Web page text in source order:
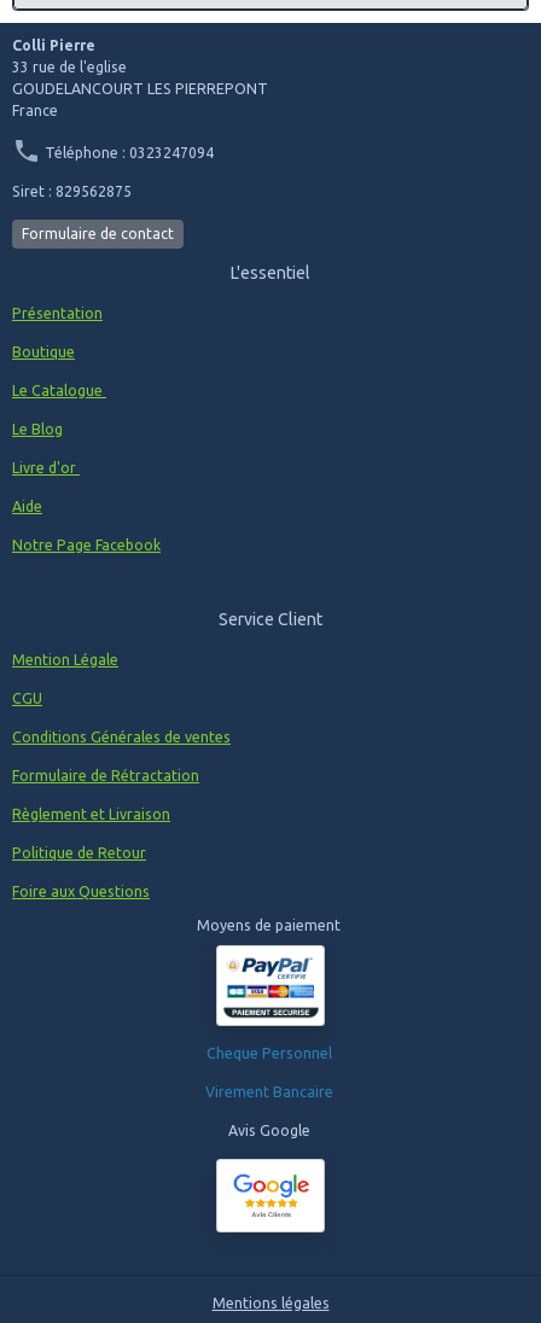
Colli Pierre
33 rue de l'eglise
GOUDELANCOURT LES PIERREPONT
France
Téléphone : 0323247094
Siret : 829562875
Formulaire de contact
L'essentiel
Présentation
Boutique
Le Catalogue
Le Blog
Livre d'or
Aide
Notre Page Facebook
Service Client
Mention Légale
CGU
Conditions Générales de ventes
Formulaire de Rétractation
Règlement et Livraison
Politique de Retour
Foire aux Questions
Moyens de paiement
Cheque Personnel
Virement Bancaire
Avis Google
Mentions légales